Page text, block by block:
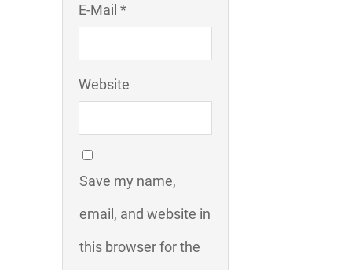
E-Mail *
Website
Save my name,
email, and website in
this browser for the